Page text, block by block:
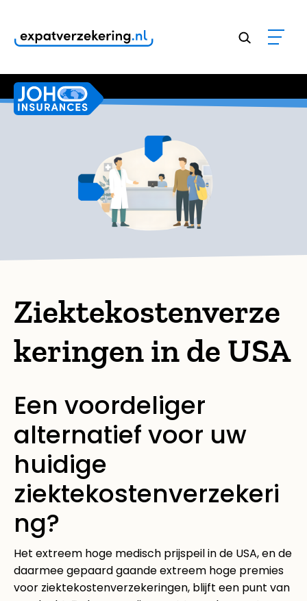
Klanten geven onze dienstverlening een
Ziektekostenverze
keringen in de USA
Een voordeliger
alternatief voor uw
huidige
ziektekostenverzekeri
ng?
Het extreem hoge medisch prijspeil in de USA, en de
daarmee gepaard gaande extreem hoge premies
voor ziektekostenverzekeringen, blijft een punt van